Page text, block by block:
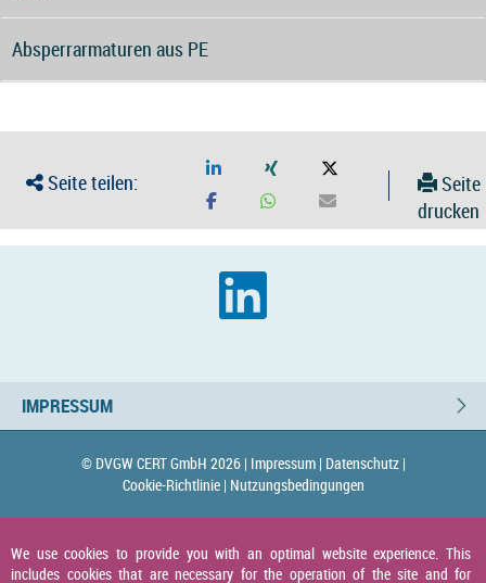
Absperrarmaturen aus PE
Seite teilen:
Seite
drucken
IMPRESSUM
© DVGW CERT GmbH 2026 | Impressum | Datenschutz |
Cookie-Richtlinie | Nutzungsbedingungen
We use cookies to provide you with an optimal website experience. This
includes cookies that are necessary for the operation of the site and for